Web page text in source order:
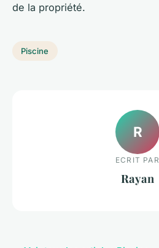
de la propriété.
Piscine
R
ECRIT PAR
Rayan